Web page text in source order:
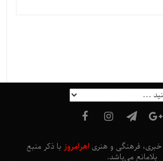
خبری، فرهنگی و هنری اهرامروز با ذکر منبع
بلامانع می‌باشد.